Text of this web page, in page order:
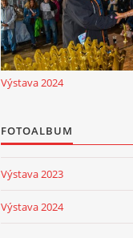
Výstava 2024
FOTOALBUM
Výstava 2023
Výstava 2024